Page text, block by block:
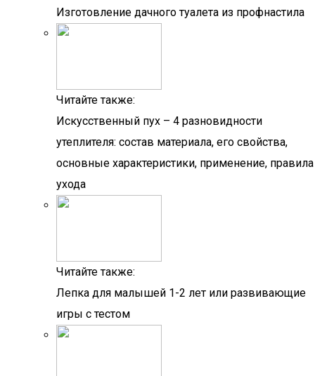
Изготовление дачного туалета из профнастила
Читайте также:
Искусственный пух – 4 разновидности
утеплителя: состав материала, его свойства,
основные характеристики, применение, правила
ухода
Читайте также:
Лепка для малышей 1-2 лет или развивающие
игры с тестом